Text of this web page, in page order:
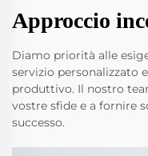
Approccio
Diamo priorità alle
servizio personalizzato
produttivo. Il nostro
vostre sfide e a fornire
successo.